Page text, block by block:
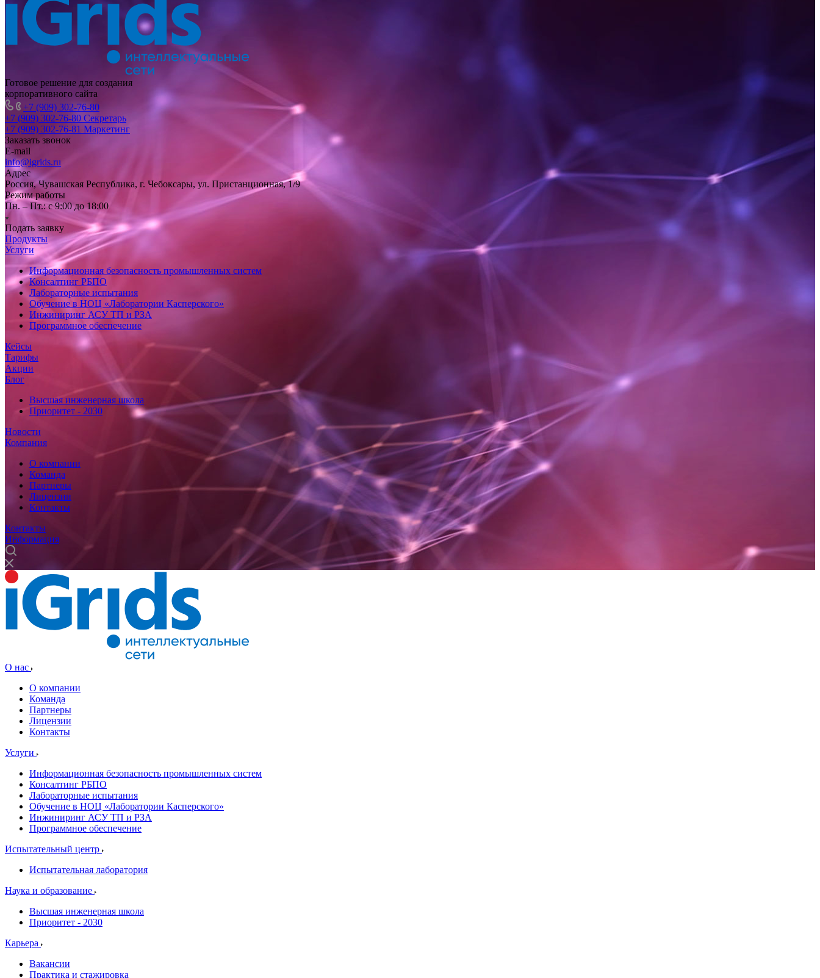
Готовое решение для создания
корпоративного сайта
+7 (909) 302-76-80
+7 (909) 302-76-80 Секретарь
+7 (909) 302-76-81 Маркетинг
Заказать звонок
E-mail
info@igrids.ru
Адрес
Россия, Чувашская Республика, г. Чебоксары, ул. Пристанционная, 1/9
Режим работы
Пн. – Пт.: с 9:00 до 18:00
Подать заявку
Продукты
Услуги
Информационная безопасность промышленных систем
Консалтинг РБПО
Лабораторные испытания
Обучение в НОЦ «Лаборатории Касперского»
Инжиниринг АСУ ТП и РЗА
Программное обеспечение
Кейсы
Тарифы
Акции
Блог
Высшая инженерная школа
Приоритет - 2030
Новости
Компания
О компании
Команда
Партнеры
Лицензии
Контакты
Контакты
Информация
О нас
О компании
Команда
Партнеры
Лицензии
Контакты
Услуги
Информационная безопасность промышленных систем
Консалтинг РБПО
Лабораторные испытания
Обучение в НОЦ «Лаборатории Касперского»
Инжиниринг АСУ ТП и РЗА
Программное обеспечение
Испытательный центр
Испытательная лаборатория
Наука и образование
Высшая инженерная школа
Приоритет - 2030
Карьера
Вакансии
Практика и стажировка